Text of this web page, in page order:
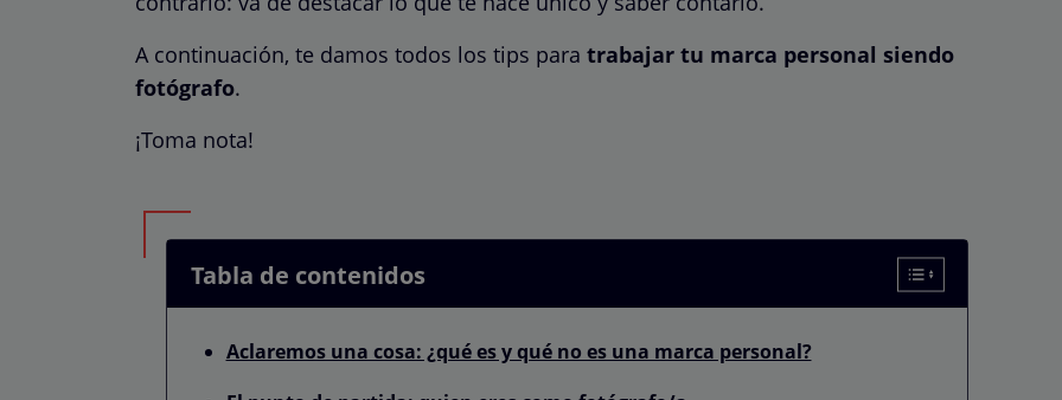
A continuación, te damos todos los tips para trabajar tu marca personal siendo
fotógrafo.
¡Toma nota!
Tabla de contenidos
Aclaremos una cosa: ¿qué es y qué no es una marca personal?